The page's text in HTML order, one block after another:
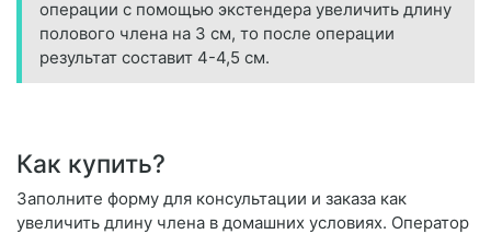
операции с помощью экстендера увеличить длину
полового члена на 3 см, то после операции
результат составит 4-4,5 см.
Как купить?
Заполните форму для консультации и заказа как
увеличить длину члена в домашних условиях. Оператор